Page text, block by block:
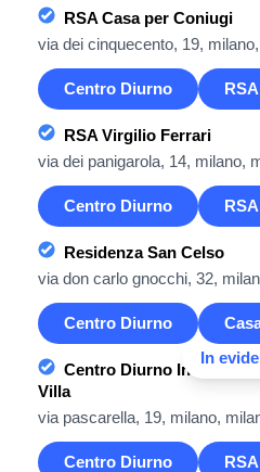
RSA Casa per Coniugi
via dei cinquecento, 19,
Centro Diurno RSA
RSA Virgilio Ferrari
via dei panigarola, 14, milano,
Centro Diurno RSA
Residenza San Celso
via don carlo gnocchi, 32,
In
Centro Diurno
Centro Diurno Integrato
Villa
via pascarella, 19, milano,
Centro Diurno RSA